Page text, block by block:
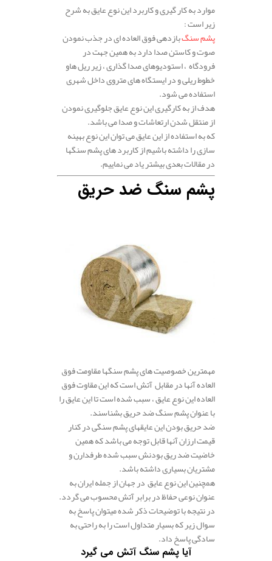
موارد به کار گیری و کاربرد این نوع عایق به شرح
زیر است :
پشم سنگبازدهی فوق العاده ای در جذب نمودن
صوت و کاستن صدا دارد به همین جهت در
فرودگاه ، استودیوهای صدا گذاری ، زیر ریل هاو
خطوط ریلی و در ایستگاه های متروی داخل شهری
استفاده می شود.
هدف از به کارگیری این نوع عایق جلوگیری نمودن
از منتقل شدن ارتعاشات و صدا می باشد.
که به استفاده از این عایق می توان این نوع بهینه
سازی را داشته باشیم از کاربرد های پشم سنگها
در مقالات بعدی بیشتر یاد می نماییم.
پشم سنگ ضد حریق
مهمترین خصوصیت های پشم سنگها مقاومت فوق
العاده آنها در مقابل آتش است که این مقاوت فوق
العاده این نوع عایق ، سبب شده است تا این عایق را
با عنوان پشم سنگ ضد حریق بشناسند.
ضد حریق بودن این عایقهای پشم سنگی در کنار
قیمت ارزان آنها قابل توجه می باشد که همین
خاضیت ضد ریق بودنش سبب شده طرفدارن و
مشتریان بسیاری داشته باشد.
همچنین این نوع عایق در جهان از جمله ایران به
عنوان نوعی حفاظ در برابر آتش محسوب می گردد.
در نتیجه با توضیحات ذکر شده میتوان پاسخ به
سوال زیر که بسیار متداول است را به راحتی به
سادگی پاسخ داد.
آیا پشم سنگ آتش می گیرد